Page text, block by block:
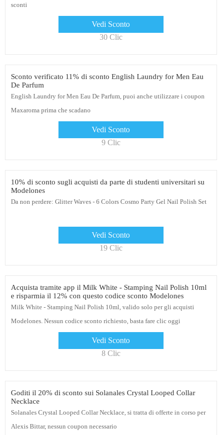
sconti
Vedi Sconto
30 Clic
Sconto verificato 11% di sconto English Laundry for Men Eau
De Parfum
English Laundry for Men Eau De Parfum, puoi anche utilizzare i coupon
Maxaroma prima che scadano
Vedi Sconto
9 Clic
10% di sconto sugli acquisti da parte di studenti universitari su
Modelones
Da non perdere: Glitter Waves - 6 Colors Cosmo Party Gel Nail Polish Set
Vedi Sconto
19 Clic
Acquista tramite app il Milk White - Stamping Nail Polish 10ml
e risparmia il 12% con questo codice sconto Modelones
Milk White - Stamping Nail Polish 10ml, valido solo per gli acquisti
Modelones. Nessun codice sconto richiesto, basta fare clic oggi
Vedi Sconto
8 Clic
Goditi il ​​20% di sconto sui Solanales Crystal Looped Collar
Necklace
Solanales Crystal Looped Collar Necklace, si tratta di offerte in corso per
Alexis Bittar, nessun coupon necessario